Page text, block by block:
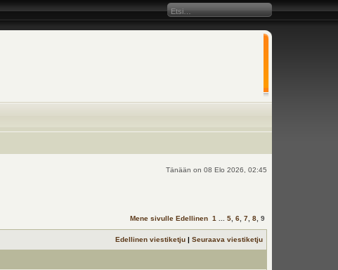
Tänään on 08 Elo 2026, 02:45
Mene sivulle Edellinen 1 ...5 ,6 ,7 ,8 ,9
Edellinen viestiketju |Seuraava viestiketju